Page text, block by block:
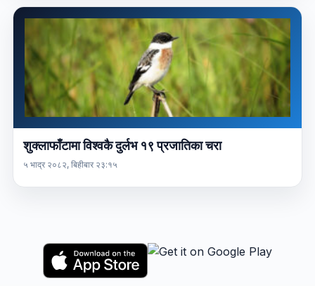
शुक्लाफाँटामा विश्वकै दुर्लभ १९ प्रजातिका चरा
५ भाद्र २०८२, बिहीबार २३:१५